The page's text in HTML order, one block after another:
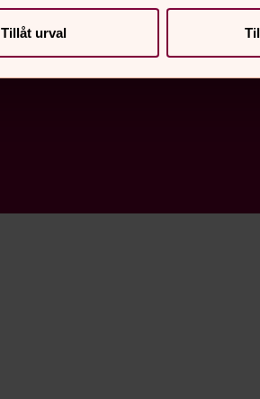
Tillåt urval